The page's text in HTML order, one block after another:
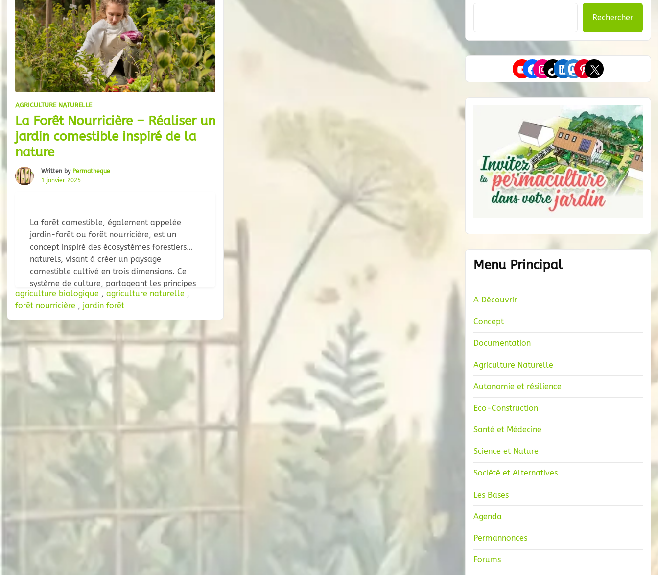
AGRICULTURE NATURELLE
La Forêt Nourricière – Réaliser un
jardin comestible inspiré de la
nature
Written by Permatheque
1 janvier 2025
La forêt comestible, également appelée
jardin-forêt ou forêt nourricière, est un
concept inspiré des écosystèmes forestiers
naturels, visant à créer un paysage
comestible cultivé en trois dimensions. Ce
système de culture, partageant les principes
de la permaculture et de l’agroécologie,
cherche à établir un environnement
autosuffisant et durable. Tout d’abord… une
brève démonstration en vidéo
agriculture biologique , agriculture naturelle ,
forêt nourricière , jardin forêt
Rechercher
YouTube
Facebook
Instagram
TikTok
LinkedIn
Mastodon
Pinterest
X
Menu Principal
A Découvrir
Concept
Documentation
Agriculture Naturelle
Autonomie et résilience
Eco-Construction
Santé et Médecine
Science et Nature
Société et Alternatives
Les Bases
Agenda
Permannonces
Forums